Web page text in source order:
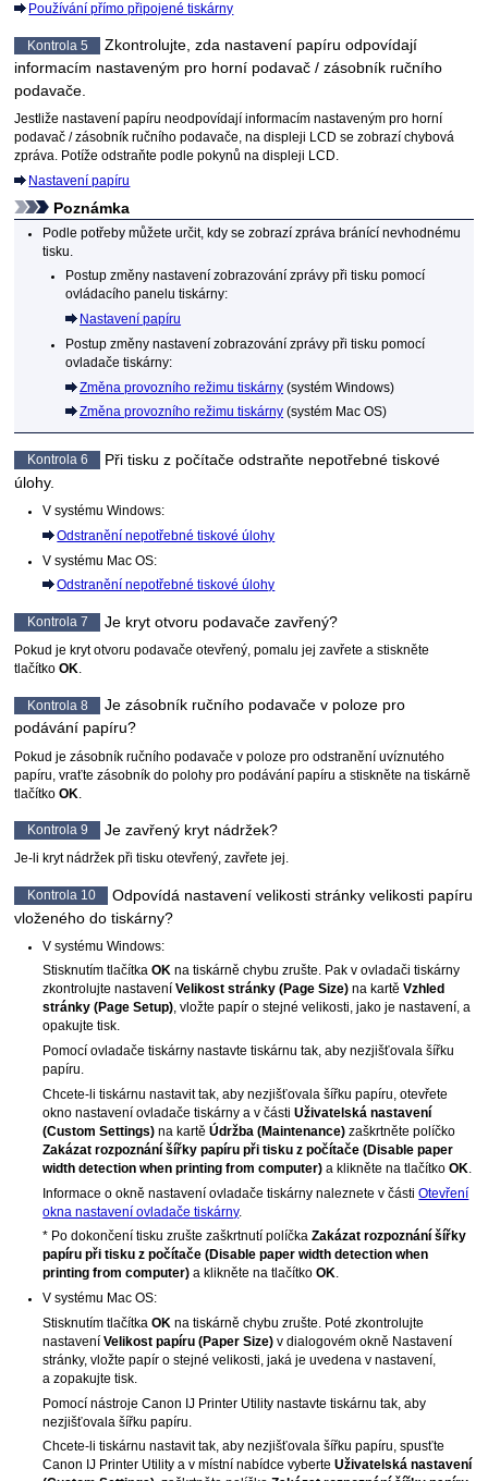
Používání přímo připojené tiskárny
Kontrola 5
Zkontrolujte, zda nastavení papíru odpovídají
informacím nastaveným pro horní podavač /zásobník ručního
podavače.
Jestliže nastavení papíru neodpovídají informacím nastaveným pro horní
podavač /zásobník ručního podavače, na displeji LCD se zobrazí chybová
zpráva. Potíže odstraňte podle pokynů na displeji LCD.
Nastavení papíru
Poznámka
Podle potřeby můžete určit, kdy se zobrazí zpráva bránící nevhodnému
tisku.
Postup změny nastavení zobrazování zprávy při tisku pomocí
ovládacího panelu tiskárny:
Nastavení papíru
Postup změny nastavení zobrazování zprávy při tisku pomocí
ovladače tiskárny:
Změna provozního režimu tiskárny (systémWindows)
Změna provozního režimu tiskárny (systém Mac OS)
Kontrola 6
Při tisku z počítače odstraňte nepotřebné tiskové
úlohy.
V systémuWindows:
Odstranění nepotřebné tiskové úlohy
V systému Mac OS:
Odstranění nepotřebné tiskové úlohy
Kontrola 7 Je kryt otvoru podavače zavřený?
Pokud je kryt otvoru podavače otevřený, pomalu jej zavřete a stiskněte
tlačítkoOK
Kontrola 8 Jezásobník ručního podavače v poloze pro
podávání papíru?
Pokud jezásobník ručního podavače v poloze pro odstranění uvíznutého
papíru, vraťte zásobník do polohy pro podávání papíru a stiskněte natiskárně
tlačítkoOK
Kontrola 9 Je zavřený kryt nádržek?
Je-li kryt nádržek při tisku otevřený, zavřete jej.
Kontrola 10
Odpovídá nastavení velikosti stránky velikosti papíru
vloženého dotiskárny?
V systémuWindows:
Stisknutím tlačítkaOK natiskárně chybu zrušte. Pak v ovladači tiskárny
zkontrolujte nastaveníVelikost stránky (Page Size) na kartěVzhled
stránky (Page Setup), vložte papír o stejné velikosti, jako je nastavení, a
opakujte tisk.
Pomocí ovladače tiskárny nastavtetiskárnu tak, aby nezjišťovala šířku
papíru.
Chcete-litiskárnu nastavit tak, aby nezjišťovala šířku papíru, otevřete
okno nastavení ovladače tiskárny a v částiUživatelská nastavení
(Custom Settings) na kartěÚdržba (Maintenance) zaškrtněte políčko
Zakázat rozpoznání šířky papíru při tisku z počítače (Disable paper
width detection when printing from computer) a klikněte na tlačítkoOK
Informace o okně nastavení ovladače tiskárny naleznete v částiOtevření
okna nastavení ovladače tiskárny.
* Po dokončení tisku zrušte zaškrtnutí políčkaZakázat rozpoznání šířky
papíru při tisku z počítače (Disable paper width detection when
printing from computer) a klikněte na tlačítkoOK.
V systému Mac OS:
Stisknutím tlačítkaOK natiskárně chybu zrušte.
Poté zkontrolujte
nastaveníVelikost papíru (Paper Size) v dialogovém okně Nastavení
stránky, vložte papír o stejné velikosti, jaká je uvedena v nastavení,
a zopakujte tisk.
Pomocí nástrojeCanon IJ Printer Utility nastavtetiskárnu tak, aby
nezjišťovala šířku papíru.
Chcete-litiskárnu nastavit tak, aby nezjišťovala šířku papíru, spusťte
Canon IJ Printer Utility a v místní nabídce vyberteUživatelská nastavení